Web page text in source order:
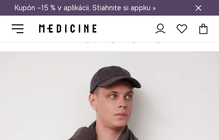
Doprava zadarmo od 50 €
Kupón –15 % v aplikácii. Stiahnite si appku »